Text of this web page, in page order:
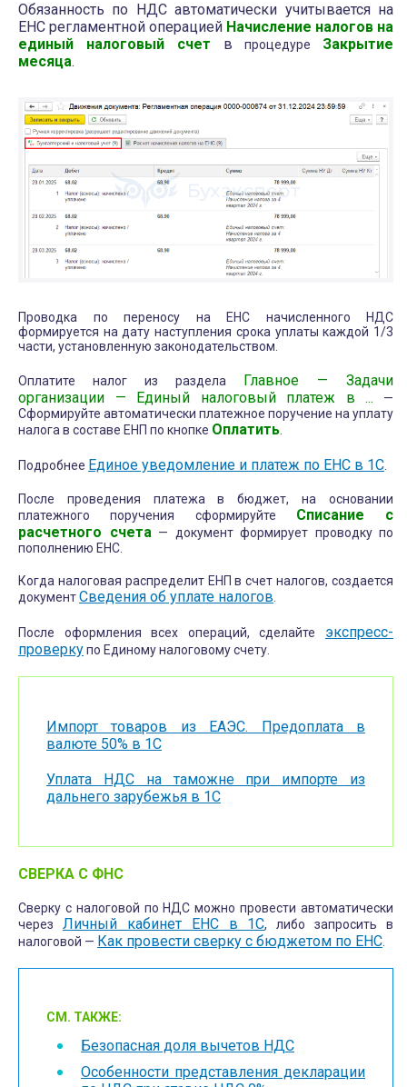
Обязанность по НДС автоматически учитывается на
ЕНС регламентной операцией Начисление налогов на
единый налоговый счет в процедуре Закрытие
месяца.
Проводка по переносу на ЕНС начисленного НДС
формируется на дату наступления срока уплаты каждой 1/3
части, установленную законодательством.
Оплатите налог из раздела Главное — Задачи
организации — Единый налоговый платеж в ... —
Сформируйте автоматически платежное поручение на уплату
налога в составе ЕНП по кнопке Оплатить
Подробнее Единое уведомление и платеж по ЕНС в 1С
После проведения платежа в бюджет, на основании
платежного поручения сформируйте Списание с
расчетного счета — документ формирует проводку по
пополнению ЕНС.
Когда налоговая распределит ЕНП в счет налогов, создается
документСведения об уплате налогов
После оформления всех операций, сделайте экспресс-
проверкупо Единому налоговому счету.
Импорт товаров из ЕАЭС. Предоплата в
валюте 50% в 1С
Уплата НДС на таможне при импорте из
дальнего зарубежья в 1С
СВЕРКА С ФНС
Сверку с налоговой по НДС можно провести автоматически
через Личный кабинет ЕНС в 1С, либо запросить в
налоговой — Как провести сверку с бюджетом по ЕНС
СМ. ТАКЖЕ:
Безопасная доля вычетов НДС
Особенности представления декларации